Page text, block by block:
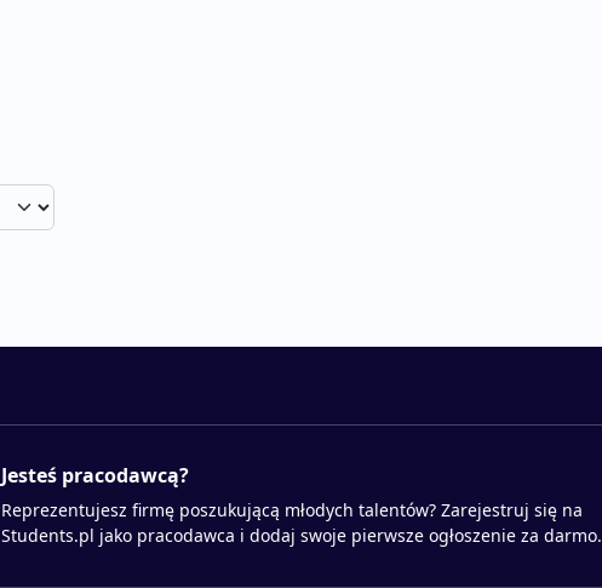
Jesteś pracodawcą?
Reprezentujesz firmę poszukującą młodych talentów? Zarejestruj się na
Students.pl jako pracodawca i dodaj swoje pierwsze ogłoszenie za darmo.